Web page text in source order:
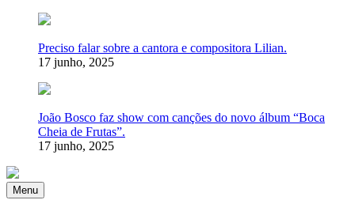
Preciso falar sobre a cantora e compositora Lilian.
17 junho, 2025
João Bosco faz show com canções do novo álbum “Boca
Cheia de Frutas”.
17 junho, 2025
Menu